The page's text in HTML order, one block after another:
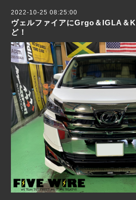
2022-10-25 08:25:00
ヴェルファイアにGrgo＆IGLA＆
ど！